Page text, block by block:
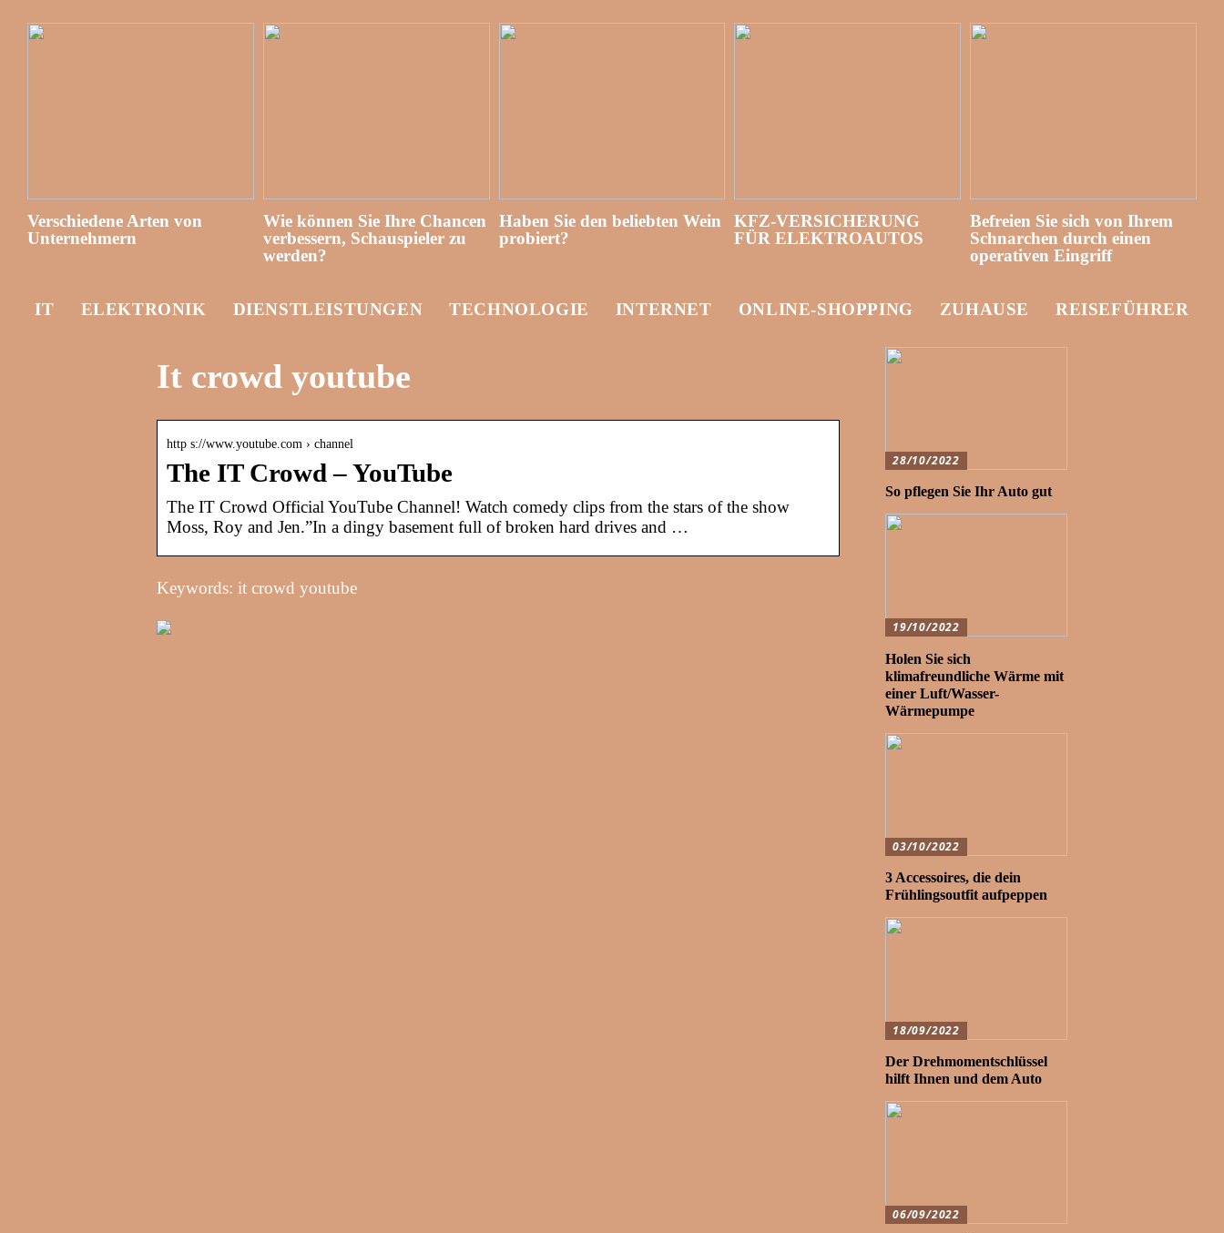
Verschiedene Arten von
Unternehmern
Wie können Sie Ihre Chancen
verbessern, Schauspieler zu
werden?
Haben Sie den beliebten Wein
probiert?
KFZ-VERSICHERUNG
FÜR ELEKTROAUTOS
Befreien Sie sich von Ihrem
Schnarchen durch einen
operativen Eingriff
IT ELEKTRONIK DIENSTLEISTUNGEN TECHNOLOGIE INTERNET ONLINE-SHOPPING ZUHAUSE REISEFÜHRER
It crowd youtube
http s://www.youtube.com › channel
The IT Crowd – YouTube
The IT Crowd Official YouTube Channel! Watch comedy clips from the stars of the show
Moss, Roy and Jen.”In a dingy basement full of broken hard drives and …
Keywords: it crowd youtube
28/10/2022
So pflegen Sie Ihr Auto gut
19/10/2022
Holen Sie sich
klimafreundliche Wärme mit
einer Luft/Wasser-
Wärmepumpe
03/10/2022
3 Accessoires, die dein
Frühlingsoutfit aufpeppen
18/09/2022
Der Drehmomentschlüssel
hilft Ihnen und dem Auto
06/09/2022